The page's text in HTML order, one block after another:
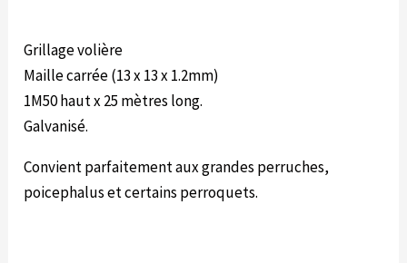
Grillage volière
Maille carrée (13 x 13 x 1.2mm)
1M50 haut x 25 mètres long.
Galvanisé.
Convient parfaitement aux grandes perruches,
poicephalus et certains perroquets.